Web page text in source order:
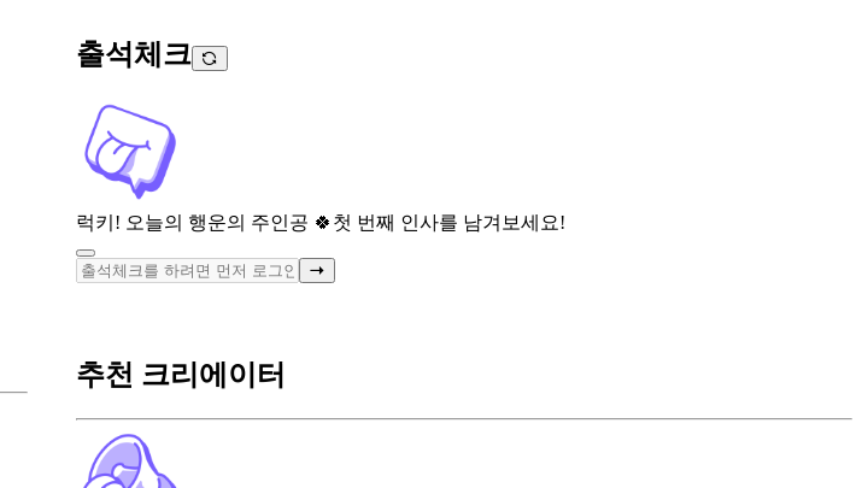
출석체크
럭키! 오늘의 행운의 주인공 🍀 첫 번째 인사를 남겨보세요!
추천 크리에이터